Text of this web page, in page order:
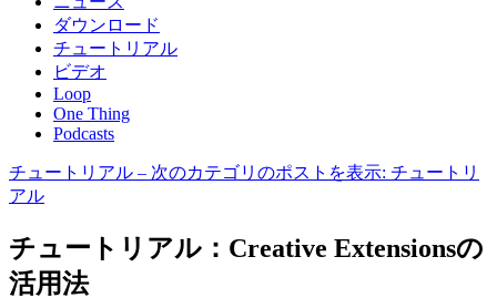
ダウンロード
チュートリアル
ビデオ
Loop
One Thing
Podcasts
チュートリアル – 次のカテゴリのポストを表示: チュートリ
アル
チュートリアル：Creative Extensionsの
活用法